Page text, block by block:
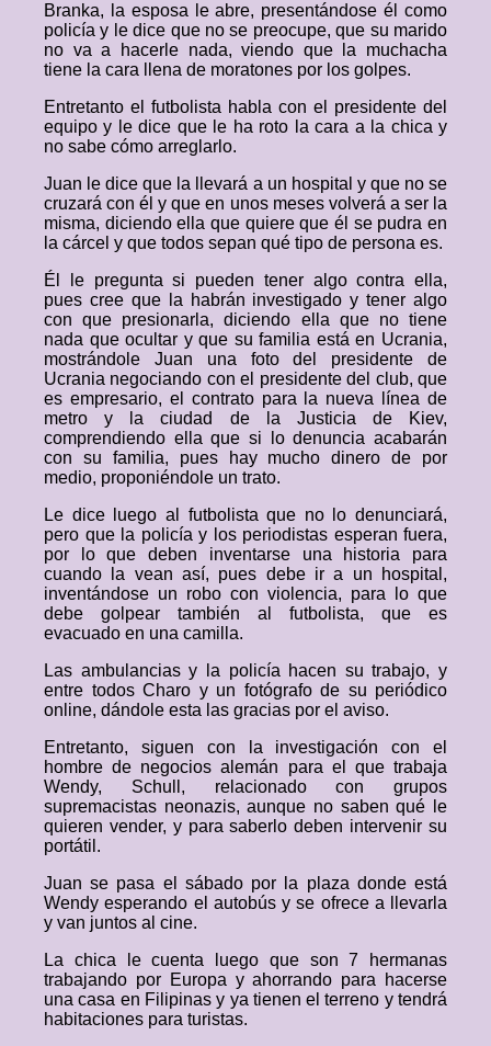
Branka, la esposa le abre, presentándose él como
policía y le dice que no se preocupe, que su marido
no va a hacerle nada, viendo que la muchacha
tiene la cara llena de moratones por los golpes.
Entretanto el futbolista habla con el presidente del
equipo y le dice que le ha roto la cara a la chica y
no sabe cómo arreglarlo.
Juan le dice que la llevará a un hospital y que no se
cruzará con él y que en unos meses volverá a ser la
misma, diciendo ella que quiere que él se pudra en
la cárcel y que todos sepan qué tipo de persona es.
Él le pregunta si pueden tener algo contra ella,
pues cree que la habrán investigado y tener algo
con que presionarla, diciendo ella que no tiene
nada que ocultar y que su familia está en Ucrania,
mostrándole Juan una foto del presidente de
Ucrania negociando con el presidente del club, que
es empresario, el contrato para la nueva línea de
metro y la ciudad de la Justicia de Kiev,
comprendiendo ella que si lo denuncia acabarán
con su familia, pues hay mucho dinero de por
medio, proponiéndole un trato.
Le dice luego al futbolista que no lo denunciará,
pero que la policía y los periodistas esperan fuera,
por lo que deben inventarse una historia para
cuando la vean así, pues debe ir a un hospital,
inventándose un robo con violencia, para lo que
debe golpear también al futbolista, que es
evacuado en una camilla.
Las ambulancias y la policía hacen su trabajo, y
entre todos Charo y un fotógrafo de su periódico
online, dándole esta las gracias por el aviso.
Entretanto, siguen con la investigación con el
hombre de negocios alemán para el que trabaja
Wendy, Schull, relacionado con grupos
supremacistas neonazis, aunque no saben qué le
quieren vender, y para saberlo deben intervenir su
portátil.
Juan se pasa el sábado por la plaza donde está
Wendy esperando el autobús y se ofrece a llevarla
y van juntos al cine.
La chica le cuenta luego que son 7 hermanas
trabajando por Europa y ahorrando para hacerse
una casa en Filipinas y ya tienen el terreno y tendrá
habitaciones para turistas.